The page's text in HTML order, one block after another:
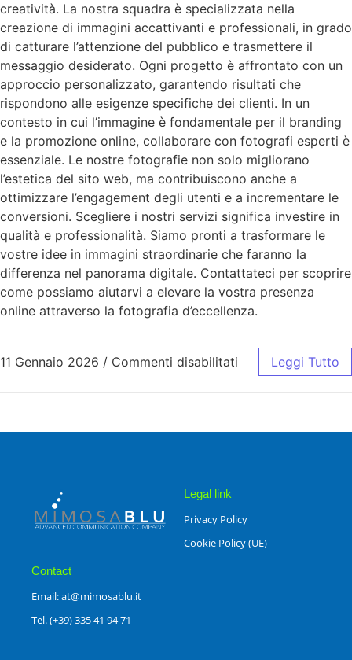
creatività. La nostra squadra è specializzata nella
creazione di immagini accattivanti e professionali, in grado
di catturare l’attenzione del pubblico e trasmettere il
messaggio desiderato. Ogni progetto è affrontato con un
approccio personalizzato, garantendo risultati che
rispondono alle esigenze specifiche dei clienti. In un
contesto in cui l’immagine è fondamentale per il branding
e la promozione online, collaborare con fotografi esperti è
essenziale. Le nostre fotografie non solo migliorano
l’estetica del sito web, ma contribuiscono anche a
ottimizzare l’engagement degli utenti e a incrementare le
conversioni. Scegliere i nostri servizi significa investire in
qualità e professionalità. Siamo pronti a trasformare le
vostre idee in immagini straordinarie che faranno la
differenza nel panorama digitale. Contattateci per scoprire
come possiamo aiutarvi a elevare la vostra presenza
online attraverso la fotografia d’eccellenza.
11 Gennaio 2026 / Commenti disabilitati Leggi Tutto
Legal link
Privacy Policy
Cookie Policy (UE)
Contact
Email: at@mimosablu.it
Tel. (+39) 335 41 94 71